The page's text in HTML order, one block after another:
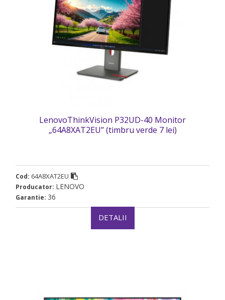
LenovoThinkVision P32UD-40 Monitor
„64A8XAT2EU” (timbru verde 7 lei)
Cod: 64A8XAT2EU
Producator: LENOVO
Garantie: 36
DETALII